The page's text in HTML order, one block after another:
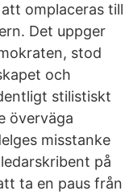
omplaceras till
Det uppger
stod
och
stilistiskt
överväga
misstanke
på
ta en paus från